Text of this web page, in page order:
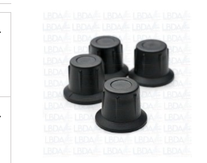
de
rechange
pour
HI98100,
HI98103
(nouveau
modèle)